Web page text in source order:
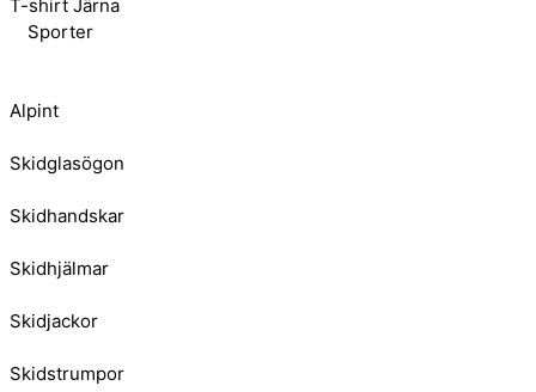
T-shirt Järna
Sporter
Alpint
Skidglasögon
Skidhandskar
Skidhjälmar
Skidjackor
Skidstrumpor